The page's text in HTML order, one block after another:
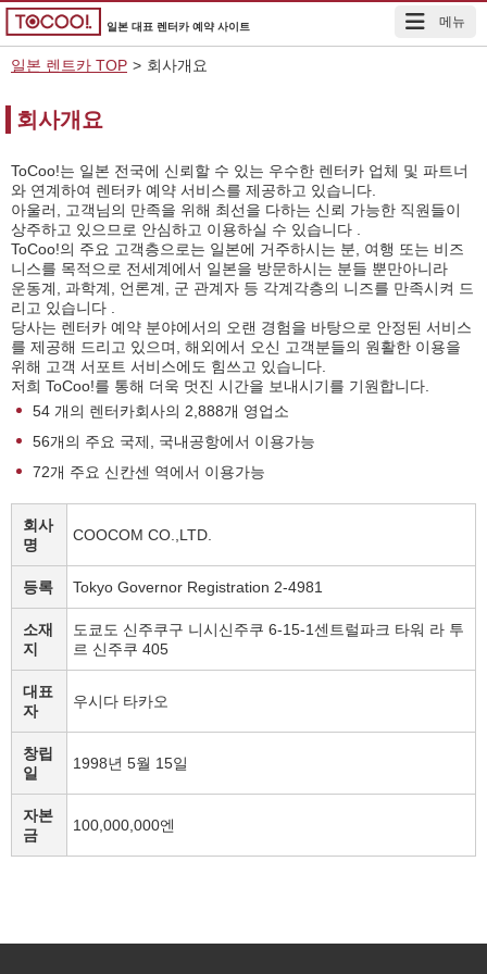
일본 대표 렌터카 예약 사이트
일본 렌트카 TOP > 회사개요
회사개요
ToCoo!는 일본 전국에 신뢰할 수 있는 우수한 렌터카 업체 및 파트너
와 연계하여 렌터카 예약 서비스를 제공하고 있습니다.
아울러, 고객님의 만족을 위해 최선을 다하는 신뢰 가능한 직원들이
상주하고 있으므로 안심하고 이용하실 수 있습니다 .
ToCoo!의 주요 고객층으로는 일본에 거주하시는 분, 여행 또는 비즈
니스를 목적으로 전세계에서 일본을 방문하시는 분들 뿐만아니라
운동계, 과학계, 언론계, 군 관계자 등 각계각층의 니즈를 만족시켜 드
리고 있습니다 .
당사는 렌터카 예약 분야에서의 오랜 경험을 바탕으로 안정된 서비스
를 제공해 드리고 있으며, 해외에서 오신 고객분들의 원활한 이용을
위해 고객 서포트 서비스에도 힘쓰고 있습니다.
저희 ToCoo!를 통해 더욱 멋진 시간을 보내시기를 기원합니다.
54 개의 렌터카회사의 2,888개 영업소
56개의 주요 국제, 국내공항에서 이용가능
72개 주요 신칸센 역에서 이용가능
회사
명
COOCOM CO.,LTD.
등록 Tokyo Governor Registration 2-4981
소재
지
도쿄도 신주쿠구 니시신주쿠 6-15-1센트럴파크 타워 라 투
르 신주쿠 405
대표
자
우시다 타카오
창립
일
1998년 5월 15일
자본
금
100,000,000엔
메뉴